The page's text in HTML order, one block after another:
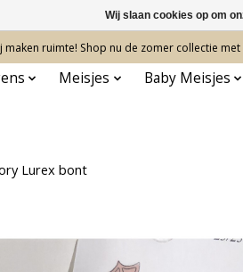
ruimte! Shop nu de zomer collectie met
Meisjes Baby Meisjes
Lurex bont
Wij slaan cookies op om